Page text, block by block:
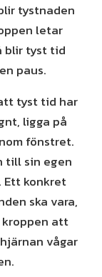
tystnaden
letar
blir tyst tid
paus.
tyst tid har
ligga på
fönstret.
till sin egen
konkret
ska vara,
kroppen att
vågar